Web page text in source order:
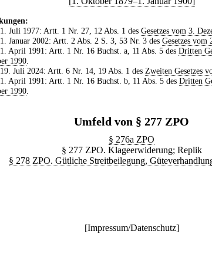
Juli 1977: Artt. 1 Nr. 27, 12 Abs. 1 des Gesetzes vom 3.
Januar 2002: Artt. 2 Abs. 2 S. 3, 53 Nr. 3 des Gesetzes vom
April 1991: Artt. 1 Nr. 16 Buchst. a, 11 Abs. 5 des Dritten
1990.
Juli 2024: Artt. 6 Nr. 14, 19 Abs. 1 des Zweiten Gesetzes
April 1991: Artt. 1 Nr. 16 Buchst. b, 11 Abs. 5 des Dritten
1990.
Umfeld von § 277 ZPO
§ 276a ZPO
§ 277 ZPO. Klageerwiderung; Replik
§ 278 ZPO. Gütliche Streitbeilegung,
[Impressum/Datenschutz]